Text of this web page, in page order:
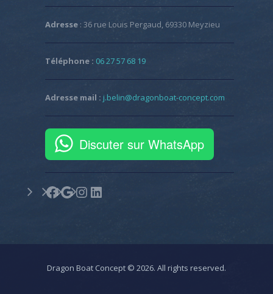
Adresse : 36 rue Louis Pergaud, 69330 Meyzieu
Téléphone : 06 27 57 68 19
Adresse mail : j.belin@dragonboat-concept.com
Discuter sur WhatsApp
Facebook
Google
Instagram
LinkedIn
Dragon Boat Concept © 2026. All rights reserved.